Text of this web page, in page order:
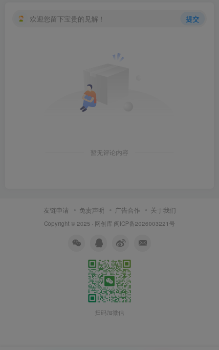
欢迎您留下宝贵的见解！ 提交
暂无评论内容
友链申请 免责声明 广告合作 关于我们
Copyright © 2025 · 网创库 闽ICP备2026003221号
扫码加微信